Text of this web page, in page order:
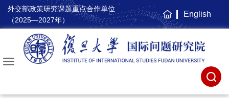
外交部政策研究课题重点合作单位
（2025—2027年）
主
页
English